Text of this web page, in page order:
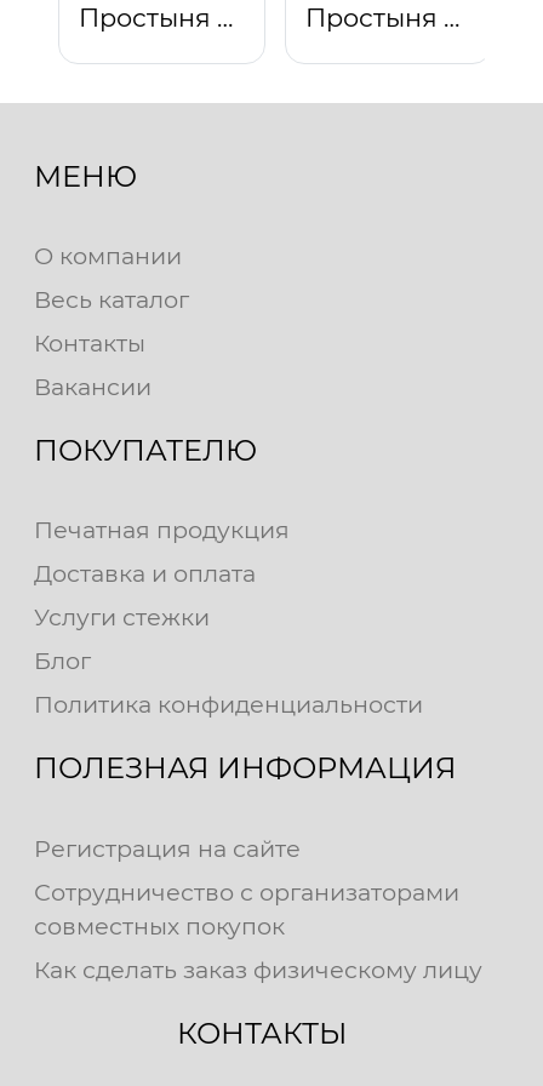
Простыня на резинке "Ягуар" Простыня на резинке "Мелодия"
МЕНЮ
О компании
Весь каталог
Контакты
Вакансии
ПОКУПАТЕЛЮ
Печатная продукция
Доставка и оплата
Услуги стежки
Блог
Политика конфиденциальности
ПОЛЕЗНАЯ ИНФОРМАЦИЯ
Регистрация на сайте
Сотрудничество с организаторами
совместных покупок
Как сделать заказ физическому лицу
КОНТАКТЫ